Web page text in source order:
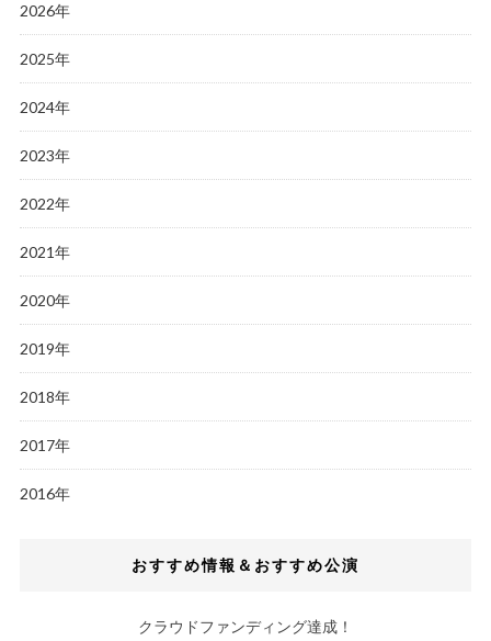
2026年
2025年
2024年
2023年
2022年
2021年
2020年
2019年
2018年
2017年
2016年
おすすめ情報＆おすすめ公演
クラウドファンディング達成！